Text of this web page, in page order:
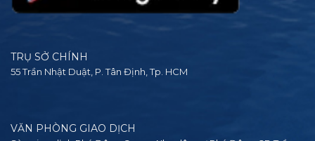
TRỤ SỞ CHÍNH
55 Trần Nhật Duật, P. Tân Định, Tp. HCM
VĂN PHÒNG GIAO DỊCH